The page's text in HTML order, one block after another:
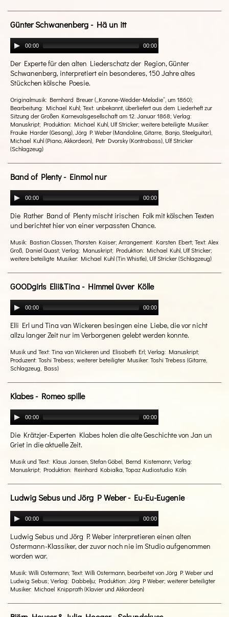
Günter Schwanenberg - Hä un itt
00:00 00:00
Der Experte für den alten Liederschatz der Region, Günter
Schwanenberg, interpretiert ein besonderes, 150 Jahre altes
Stückchen kölsche Poesie.
Originalmusik: Bernhard Breuer („Kanone-Wedder-Melodie“, um 1860);
Bearbeitung: Michael Kuhl; Text: unbekannt, überliefert aus dem Liederheft zur
Sitzung der Großen Karnevalsgesellschaft am 12. Januar 1868; Verlag:
Manuskript; Produktion: Michael Kuhl, Ulf Stricker; weitere beteiligte Musiker:
Frauke Harder (Gesang), Jörg P. Weber (Mandoline, Gitarre, Banjo, Steelguitar),
Michael Kuhl (Piano, Akkordeon), Petr Dvorsky (Kontrabass), Ulf Stricker
(Schlagzeug)
Band of Plenty - Einmol nur
00:00 00:00
Die Rather Band of Plenty mischt irischen Folk mit kölschen Texten
und berichtet hier von einer verpassten Chance.
Musik: Bastian Classen, Thorsten Kaiser; Arrangement: Karsten Ebert; Text: Alex
Groß, Daniel Quast; Verlag: Manuskript; Produktion: Michael Kuhl, Ulf Stricker;
weitere beteiligte Musiker: Michael Kuhl (Tin Whistle), Ulf Stricker (Schlagzeug)
GOODgirls Elii&Tina - Himmel üvver Kölle
00:00 00:00
Elli Erl und Tina van Wickeren besingen eine Liebe, die vor nicht
allzu langer Zeit nur im Verborgenen gelebt werden konnte.
Musik und Text: Tina van Wickeren und Elisabeth Erl; Verlag: Manuskript;
Produzent: Toshi Trebess; weiterer beteiligter Musiker: Toshi Trebess (Gitarre,
Schlagzeug, Bass)
Klabes - Romeo spille
00:00 00:00
Die Krätzjer-Experten Klabes holen die alte Geschichte von Jan un
Griet in die aktuelle Zeit.
Musik und Text: Klaus Jansen, Stefan Göbel, Bernd Kistemann; Verlag:
Manuskript; Produktion: Reinhard Kobialka, Topaz Audiostudio Köln
Ludwig Sebus und Jörg P Weber - Eu-Eu-Eugenie
00:00 00:00
Ludwig Sebus und Jörg P. Weber interpretieren einen alten
Ostermann-Klassiker, der zuvor noch nie im Studio aufgenommen
worden war.
Musik: Willi Ostermann; Text: Willi Ostermann, bearbeitet von Jörg P. Weber und
Ludwig Sebus; Verlag: Dabbelju; Produktion: Jörg P Weber; weiterer beteiligter
Musiker: Michael Knipprath (Klavier und Akkordeon)